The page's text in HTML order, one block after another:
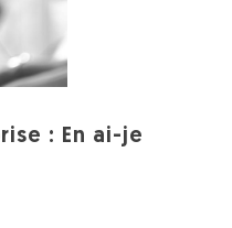
: En ai-je